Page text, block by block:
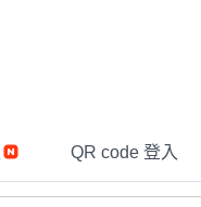
QR code 登入